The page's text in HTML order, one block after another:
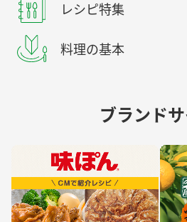
レシピ特集
料理の基本
ブランド